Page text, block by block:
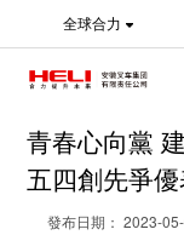
全球合力
青春心向黨
五四創先爭
發布日期： 2023-